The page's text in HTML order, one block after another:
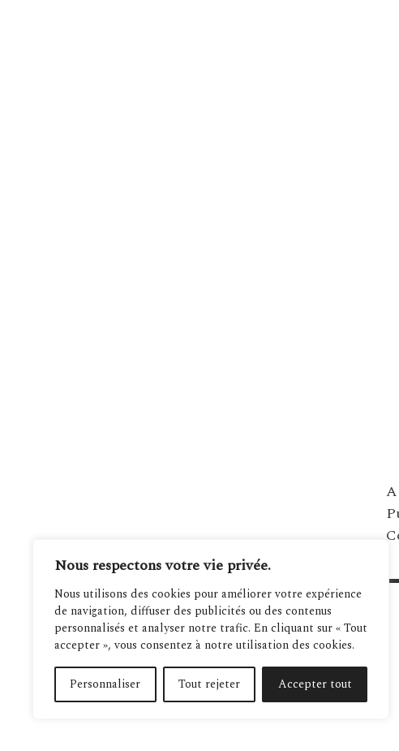
Nous respectons votre vie privée.
Nous utilisons des cookies pour améliorer votre expérience
de navigation, diffuser des publicités ou des contenus
personnalisés et analyser notre trafic. En cliquant sur « Tout
accepter », vous consentez à notre utilisation des cookies.
Personnaliser Tout rejeter Accepter tout